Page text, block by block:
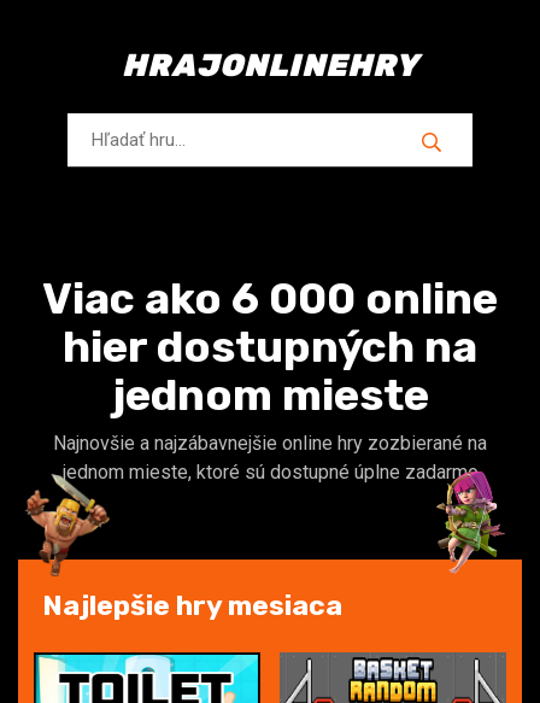
HRAJONLINEHRY
Viac ako 6 000 online
hier dostupných na
jednom mieste
Najnovšie a najzábavnejšie online hry zozbierané na
jednom mieste, ktoré sú dostupné úplne zadarmo
Najlepšie hry mesiaca